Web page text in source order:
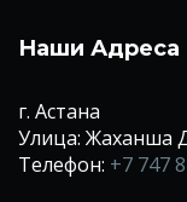
Наши Адреса
г. Астана
Улица: Жаханша
Телефон: +7 747